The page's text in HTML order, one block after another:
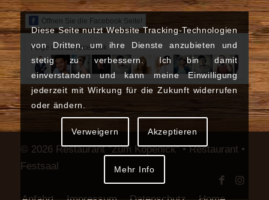
Öffnen Sie die Facebook Seite!
Folge uns auf facebook
© 2026 Restaurant "Zum Köpenick" • Restaurant •
Festsaal
Diese Seite nutzt Website Tracking-Technologien
von Dritten, um ihre Dienste anzubieten und
stetig zu verbessern. Ich bin damit
einverstanden und kann meine Einwilligung
jederzeit mit Wirkung für die Zukunft widerrufen
oder ändern.
Verweigern Akzeptieren
Mehr Info